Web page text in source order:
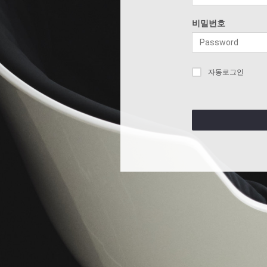
비밀번호
자동로그인